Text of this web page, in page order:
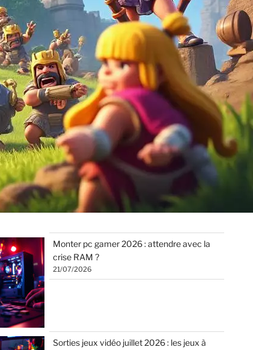
Monter pc gamer 2026 : attendre avec la
crise RAM ?
21/07/2026
Sorties jeux vidéo juillet 2026 : les jeux à